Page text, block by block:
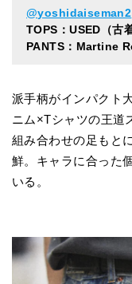
@yoshidaiseman2
TOPS：USED（古着
PANTS：Martine
派手柄がインパクト
ニム×Tシャツの王道
組み合わせの足もと
鮮。キャラに合った
いる。